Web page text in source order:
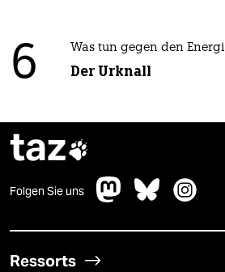
6 Was tun gegen den
Der Urknall
taz
Folgen Sie uns
Ressorts